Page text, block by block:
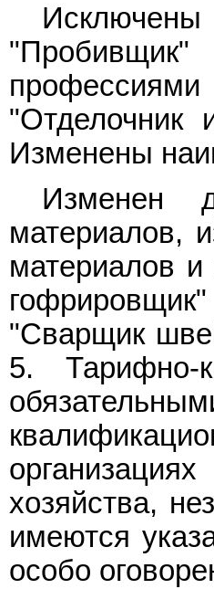
Изменены
Изменен
материалов,
материалов
"Сварщик
5. Тарифно-
хозяйства,
имеются
особо